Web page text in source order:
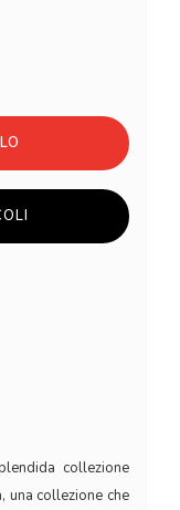
collezione
una collezione che